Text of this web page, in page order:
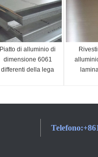
Piatto di alluminio di
dimensione 6061
differenti della lega
Telefono: